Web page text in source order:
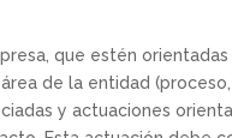
que estén
de la entidad
y actuaciones